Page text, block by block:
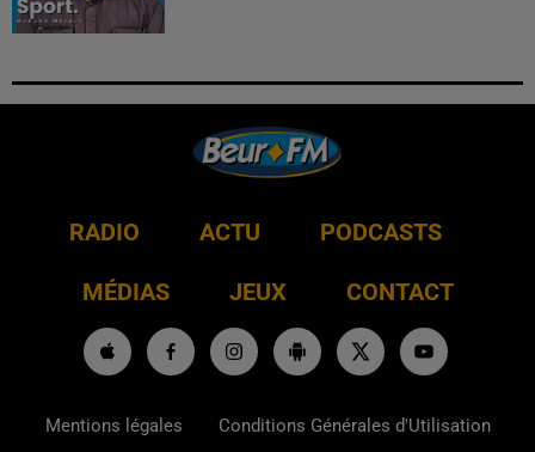
RADIO ACTU PODCASTS
MÉDIAS JEUX CONTACT
Mentions légales Conditions Générales d'Utilisation